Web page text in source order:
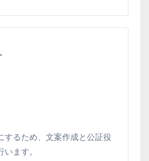
するため、文案作成と公証役
ます。